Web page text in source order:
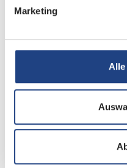
Marketing
Alle
Interesse geweckt?
Dann freuen wir uns auf
Bitte senden Sie Ihre